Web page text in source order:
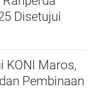
Disetujui
KONI Maros,
Pembinaan